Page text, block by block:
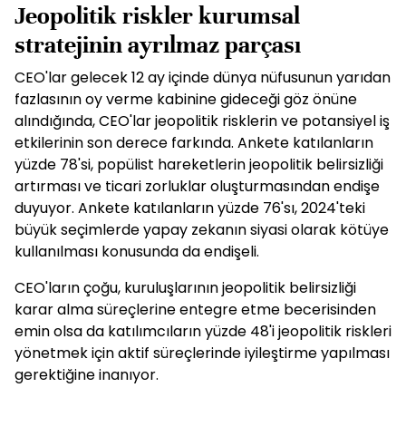
Jeopolitik riskler kurumsal
stratejinin ayrılmaz parçası
CEO'lar gelecek 12 ay içinde dünya nüfusunun yarıdan
fazlasının oy verme kabinine gideceği göz önüne
alındığında, CEO'lar jeopolitik risklerin ve potansiyel iş
etkilerinin son derece farkında. Ankete katılanların
yüzde 78'si, popülist hareketlerin jeopolitik belirsizliği
artırması ve ticari zorluklar oluşturmasından endişe
duyuyor. Ankete katılanların yüzde 76'sı, 2024'teki
büyük seçimlerde yapay zekanın siyasi olarak kötüye
kullanılması konusunda da endişeli.
CEO'ların çoğu, kuruluşlarının jeopolitik belirsizliği
karar alma süreçlerine entegre etme becerisinden
emin olsa da katılımcıların yüzde 48'i jeopolitik riskleri
yönetmek için aktif süreçlerinde iyileştirme yapılması
gerektiğine inanıyor.